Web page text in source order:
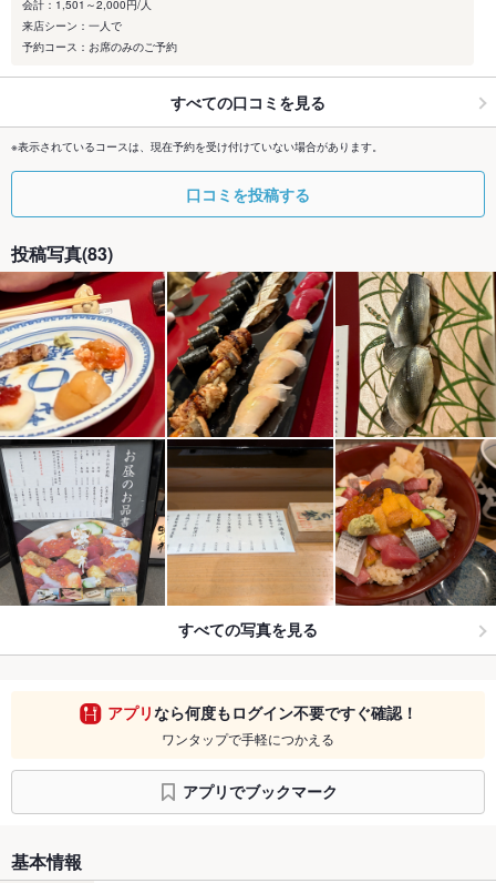
会計：1,501～2,000円/人
来店シーン：一人で
予約コース：お席のみのご予約
すべての口コミを見る
※表示されているコースは、現在予約を受け付けていない場合があります。
口コミを投稿する
投稿写真(83)
すべての写真を見る
アプリなら何度もログイン不要ですぐ確認！
ワンタップで手軽につかえる
アプリでブックマーク
基本情報